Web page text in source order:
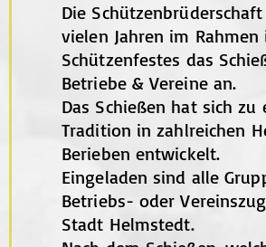
Die
vielen Jahren im Rahmen
Schützenfestes das
Betriebe & Vereine an.
Das Schießen hat sich
Tradition in zahlreichen
Berieben entwickelt.
Eingeladen sind alle
Betriebs- oder
Stadt Helmstedt.